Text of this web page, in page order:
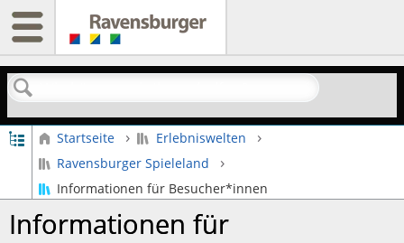
Suchen
Globale Hierarchie auf- und zuklappen
Startseite
Erlebniswelten
Ravensburger Spieleland
Informationen für Besucher*innen
Informationen für